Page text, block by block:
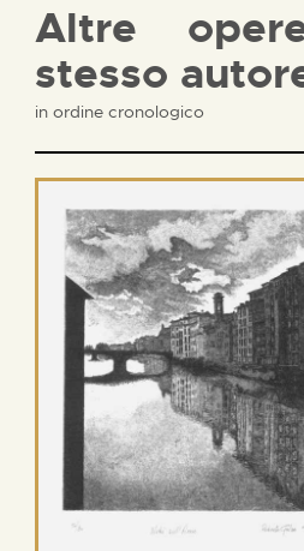
Altre
stesso
in ordine cronologico